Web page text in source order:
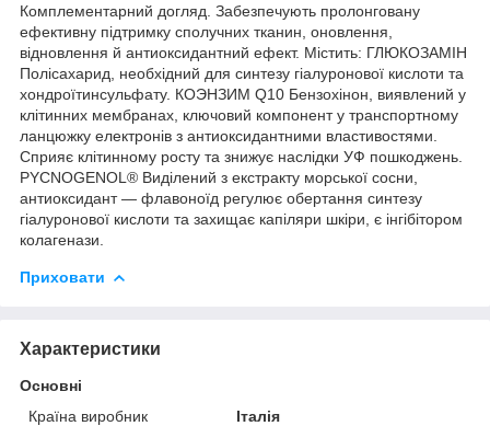
Комплементарний догляд. Забезпечують пролонговану
ефективну підтримку сполучних тканин, оновлення,
відновлення й антиоксидантний ефект. Містить: ГЛЮКОЗАМІН
Полісахарид, необхідний для синтезу гіалуронової кислоти та
хондроїтинсульфату. КОЭНЗИМ Q10 Бензохінон, виявлений у
клітинних мембранах, ключовий компонент у транспортному
ланцюжку електронів з антиоксидантними властивостями.
Сприяє клітинному росту та знижує наслідки УФ пошкоджень.
PYCNOGENOL® Виділений з екстракту морської сосни,
антиоксидант — флавоноїд регулює обертання синтезу
гіалуронової кислоти та захищає капіляри шкіри, є інгібітором
колагенази.
Приховати
Характеристики
Основні
Країна виробник
Італія